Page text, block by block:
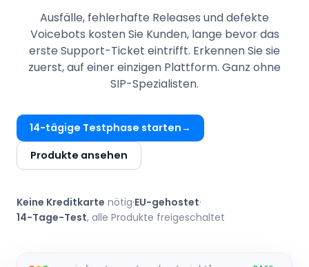
Ausfälle, fehlerhafte Releases und defekte
Voicebots kosten Sie Kunden, lange bevor das
erste Support-Ticket eintrifft. Erkennen Sie sie
zuerst, auf einer einzigen Plattform. Ganz ohne
SIP-Spezialisten.
14-tägige Testphase starten
Produkte ansehen
Keine Kreditkarte nötig·EU-gehostet·
14-Tage-Test, alle Produkte freigeschaltet